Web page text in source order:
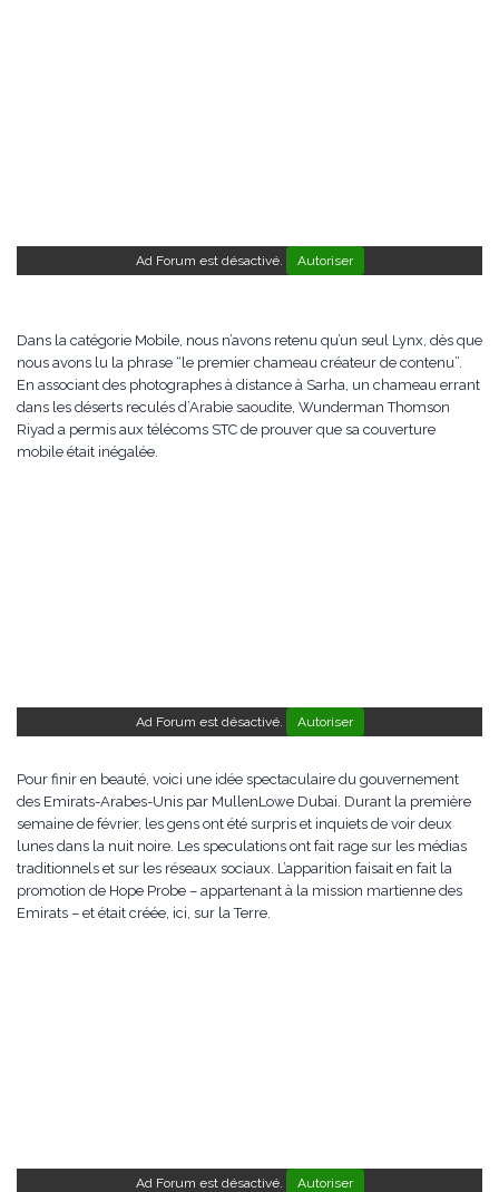
Ad Forum est désactivé. Autoriser
Dans la catégorie Mobile, nous n’avons retenu qu’un seul Lynx, dès que
nous avons lu la phrase “le premier chameau créateur de contenu”.
En associant des photographes à distance à Sarha, un chameau errant
dans les déserts reculés d’Arabie saoudite, Wunderman Thomson
Riyad a permis aux télécoms STC de prouver que sa couverture
mobile était inégalée.
Ad Forum est désactivé. Autoriser
Pour finir en beauté, voici une idée spectaculaire du gouvernement
des Emirats-Arabes-Unis par MullenLowe Dubai. Durant la première
semaine de février, les gens ont été surpris et inquiets de voir deux
lunes dans la nuit noire. Les speculations ont fait rage sur les médias
traditionnels et sur les réseaux sociaux. L’apparition faisait en fait la
promotion de Hope Probe – appartenant à la mission martienne des
Emirats – et était créée, ici, sur la Terre.
Ad Forum est désactivé. Autoriser